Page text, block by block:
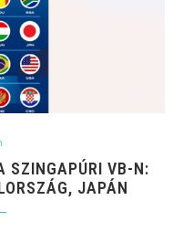
SZINGAPÚRI VB-N:
JAPÁN